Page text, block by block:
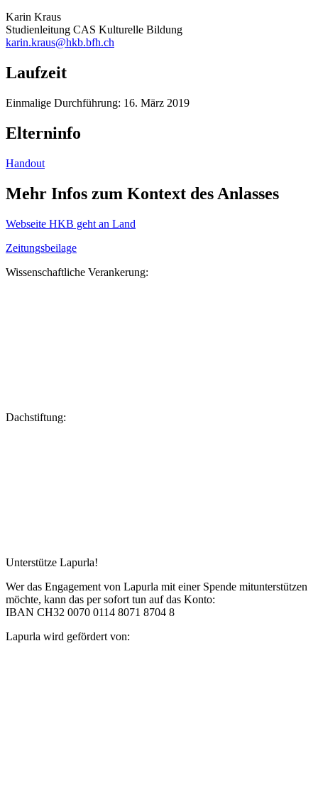
Karin Kraus
Studienleitung CAS Kulturelle Bildung
karin.kraus@hkb.bfh.ch
Laufzeit
Einmalige Durchführung: 16. März 2019
Elterninfo
Handout
Mehr Infos zum Kontext des Anlasses
Webseite HKB geht an Land
Zeitungsbeilage
Wissenschaftliche Verankerung:
Dachstiftung:
Unterstütze Lapurla!
Wer das Engagement von Lapurla mit einer Spende mitunterstützen
möchte, kann das per sofort tun auf das Konto:
IBAN CH32 0070 0114 8071 8704 8
Lapurla wird gefördert von: